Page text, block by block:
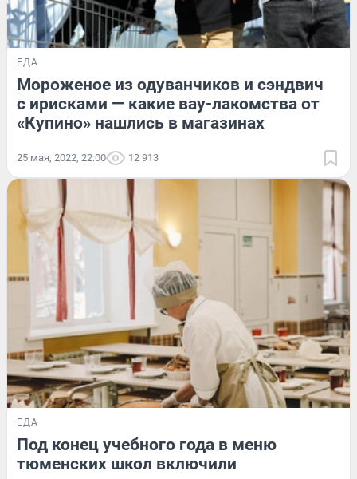
ЕДА
Мороженое из одуванчиков и сэндвич
с ирисками — какие вау-лакомства от
«Купино» нашлись в магазинах
25 мая, 2022, 22:00 12 913
ЕДА
Под конец учебного года в меню
тюменских школ включили